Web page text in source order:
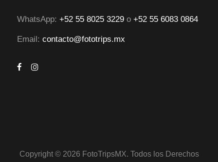
WhatsApp: +52 55 8025 3229 o +52 55 6083 0864
Email: contacto@fototrips.mx
Copyright © 2026 FotoTripsMX. Todos los Derechos